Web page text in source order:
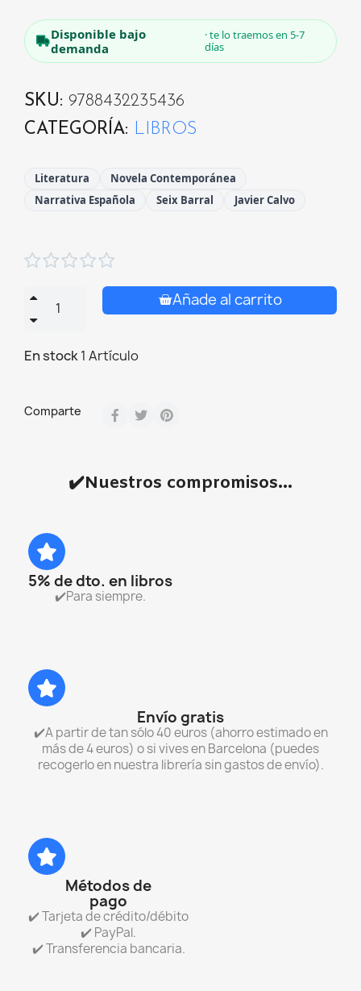
Disponible bajo
demanda
· te lo traemos en 5-7
días
SKU
9788432235436
CATEGORÍA
LIBROS
Literatura
Novela Contemporánea
Narrativa Española
Seix Barral Javier Calvo

Añade al carrito
En stock1 Artículo
Comparte
✔️Nuestros compromisos...
5% de dto. en libros
✔️Para siempre.
Envío gratis
✔️A partir de tan sólo 40 euros (ahorro estimado en
más de 4 euros) o si vives en Barcelona (puedes
recogerlo en nuestra librería sin gastos de envío).
Métodos de
pago
✔️ Tarjeta de crédito/débito
✔️ PayPal.
✔️ Transferencia bancaria.